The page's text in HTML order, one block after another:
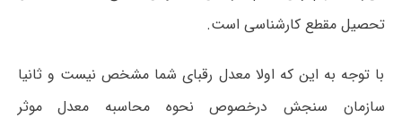
تحصیل مقطع کارشناسی است.
با توجه به این که اولا معدل رقبای شما مشخص نیست و ثانیا
سازمان سنجش درخصوص نحوه محاسبه معدل موثر